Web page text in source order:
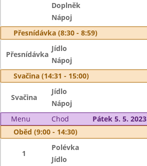
Doplněk
Nápoj
Přesnídávka (8:30 - 8:59)
Přesnídávka
Jídlo
Nápoj
Svačina (14:31 - 15:00)
Svačina
Jídlo
Nápoj
Menu
Chod
Pátek 5. 5. 2023
Oběd (9:00 - 14:30)
1
Polévka
Jídlo